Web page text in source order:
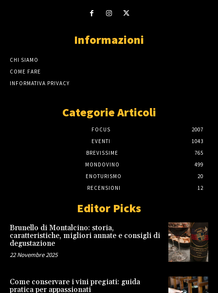
Informazioni
CHI SIAMO
COME FARE
INFORMATIVA PRIVACY
Categorie Articoli
FOCUS
2007
EVENTI
1043
BREVISSIME
765
MONDOVINO
499
ENOTURISMO
20
RECENSIONI
12
Editor Picks
Brunello di Montalcino: storia,
caratteristiche, migliori annate e consigli di
degustazione
22 Novembre 2025
Come conservare i vini pregiati: guida
pratica per appassionati